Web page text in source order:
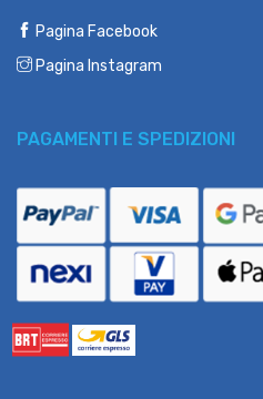
Pagina Facebook
Pagina Instagram
PAGAMENTI E SPEDIZIONI